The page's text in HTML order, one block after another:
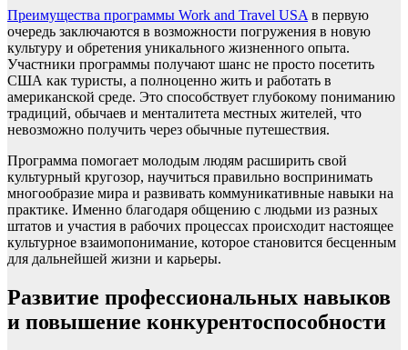
Преимущества программы Work and Travel USAв первую
очередь заключаются в возможности погружения в новую
культуру и обретения уникального жизненного опыта.
Участники программы получают шанс не просто посетить
США как туристы, а полноценно жить и работать в
американской среде. Это способствует глубокому пониманию
традиций, обычаев и менталитета местных жителей, что
невозможно получить через обычные путешествия.
Программа помогает молодым людям расширить свой
культурный кругозор, научиться правильно воспринимать
многообразие мира и развивать коммуникативные навыки на
практике. Именно благодаря общению с людьми из разных
штатов и участия в рабочих процессах происходит настоящее
культурное взаимопонимание, которое становится бесценным
для дальнейшей жизни и карьеры.
Развитие профессиональных навыков
и повышение конкурентоспособности